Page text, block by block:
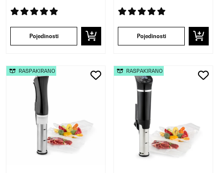
Pojedinosti Pojedinosti
RASPAKIRANO RASPAKIRANO